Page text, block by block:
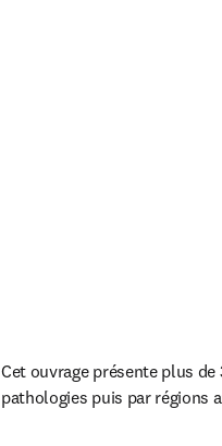
Cet ouvrage présente plus de
pathologies puis par régions